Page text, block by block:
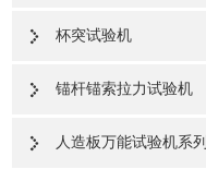
杯突试验机
锚杆锚索拉力试验机
人造板万能试验机系列